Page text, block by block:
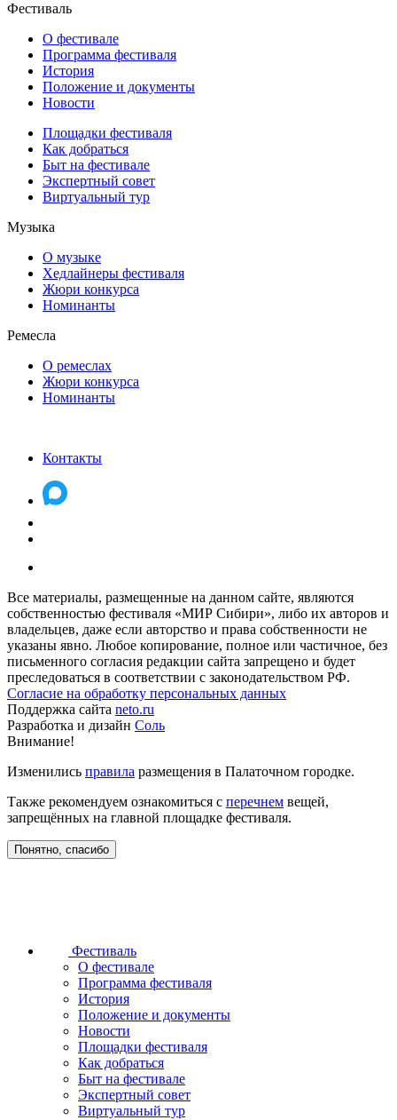
Фестиваль
О фестивале
Программа фестиваля
История
Положение и документы
Новости
Площадки фестиваля
Как добраться
Быт на фестивале
Экспертный совет
Виртуальный тур
Музыка
О музыке
Хедлайнеры фестиваля
Жюри конкурса
Номинанты
Ремесла
О ремеслах
Жюри конкурса
Номинанты
Контакты
Все материалы, размещенные на данном сайте, являются
собственностью фестиваля «МИР Сибири», либо их авторов и
владельцев, даже если авторство и права собственности не
указаны явно. Любое копирование, полное или частичное, без
письменного согласия редакции сайта запрещено и будет
преследоваться в соответствии с законодательством РФ.
Согласие на обработку персональных данных
Поддержка сайта neto.ru
Разработка и дизайн Соль
Внимание!
Изменились правила размещения в Палаточном городке.
Также рекомендуем ознакомиться с перечнем вещей,
запрещённых на главной площадке фестиваля.
Понятно, спасибо
Фестиваль
О фестивале
Программа фестиваля
История
Положение и документы
Новости
Площадки фестиваля
Как добраться
Быт на фестивале
Экспертный совет
Виртуальный тур